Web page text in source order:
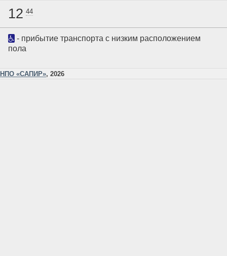
12 44
- прибытие транспорта с низким расположением
пола
НПО «САПИР», 2026